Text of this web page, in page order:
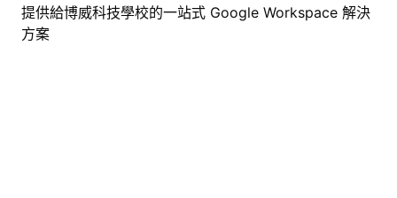
提供給博威科技學校的一站式 Google Workspace 解決
方案